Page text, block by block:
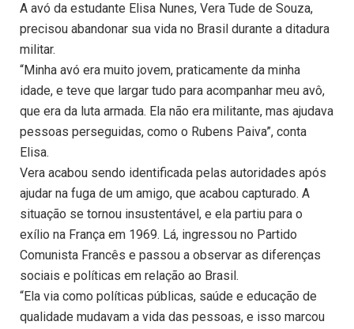
A avó da estudante Elisa Nunes, Vera Tude de Souza,
precisou abandonar sua vida no Brasil durante a ditadura
militar.
“Minha avó era muito jovem, praticamente da minha
idade, e teve que largar tudo para acompanhar meu avô,
que era da luta armada. Ela não era militante, mas ajudava
pessoas perseguidas, como o Rubens Paiva”, conta
Elisa.
Vera acabou sendo identificada pelas autoridades após
ajudar na fuga de um amigo, que acabou capturado. A
situação se tornou insustentável, e ela partiu para o
exílio na França em 1969. Lá, ingressou no Partido
Comunista Francês e passou a observar as diferenças
sociais e políticas em relação ao Brasil.
“Ela via como políticas públicas, saúde e educação de
qualidade mudavam a vida das pessoas, e isso marcou